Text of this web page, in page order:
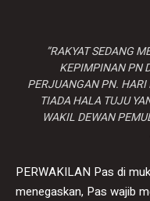
”RAKYAT SEDANG
KEPIMPINAN PN
PERJUANGAN PN.
TIADA HALA TUJU
WAKIL DEWAN
PERWAKILAN Pas di
menegaskan, Pas wajib